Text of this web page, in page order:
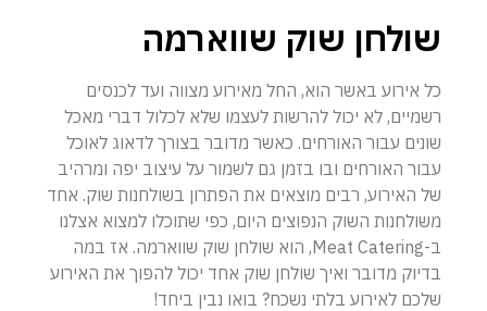
שולחן שוק שווארמה
כל אירוע באשר הוא, החל מאירוע מצווה ועד לכנסים
רשמיים, לא יכול להרשות לעצמו שלא לכלול דברי מאכל
שונים עבור האורחים. כאשר מדובר בצורך לדאוג לאוכל
עבור האורחים ובו בזמן גם לשמור על עיצוב יפה ומרהיב
של האירוע, רבים מוצאים את הפתרון בשולחנות שוק. אחד
משולחנות השוק הנפוצים היום, כפי שתוכלו למצוא אצלנו
ב-Meat Catering, הוא שולחן שוק שווארמה. אז במה
בדיוק מדובר ואיך שולחן שוק אחד יכול להפוך את האירוע
שלכם לאירוע בלתי נשכח? בואו נבין ביחד!